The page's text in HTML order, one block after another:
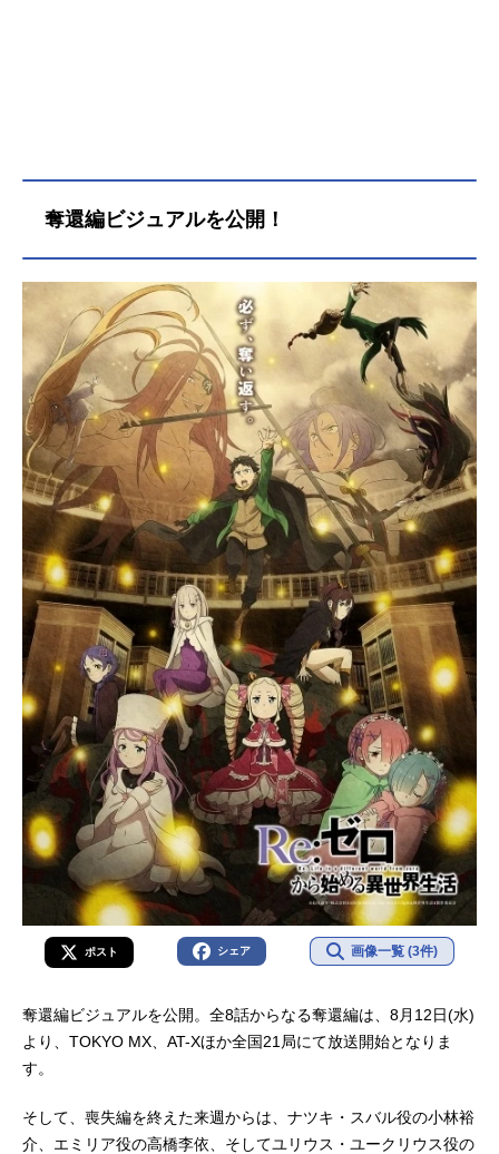
世界生活スケジュール喪失編：2026
（水）～AT-X・TOKYOMXほか話数
全19話キャストナツキ・スバル：小
林裕介エミリア：高橋李依ベアトリ
ス：新井里美ラム：村川梨衣レム：
水瀬いのりユリウス・ユークリウ
ス：江口拓也アナスタシア・ホーシ
ン：植田佳奈メィリィ・ポートルー
ト：鈴木絵理シャウラ：ファイルー
ズあいレイ...
奪還編ビジュアルを公開！
ポスト シェア 画像一覧 (3件)
奪還編ビジュアルを公開。全8話からなる奪還編は、8月12日(水)
より、TOKYO MX、AT-Xほか全国21局にて放送開始となりま
す。
そして、喪失編を終えた来週からは、ナツキ・スバル役の小林裕
介、エミリア役の高橋李依、そしてユリウス・ユークリウス役の